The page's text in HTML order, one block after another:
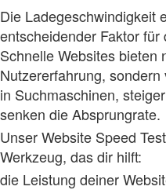
Die Ladegeschwindigkeit
entscheidender Faktor
Schnelle Websites bieten
Nutzererfahrung,
in Suchmaschinen,
senken die Absprungrate.
Unser Website Speed
Werkzeug, das dir hilft:
die Leistung deiner